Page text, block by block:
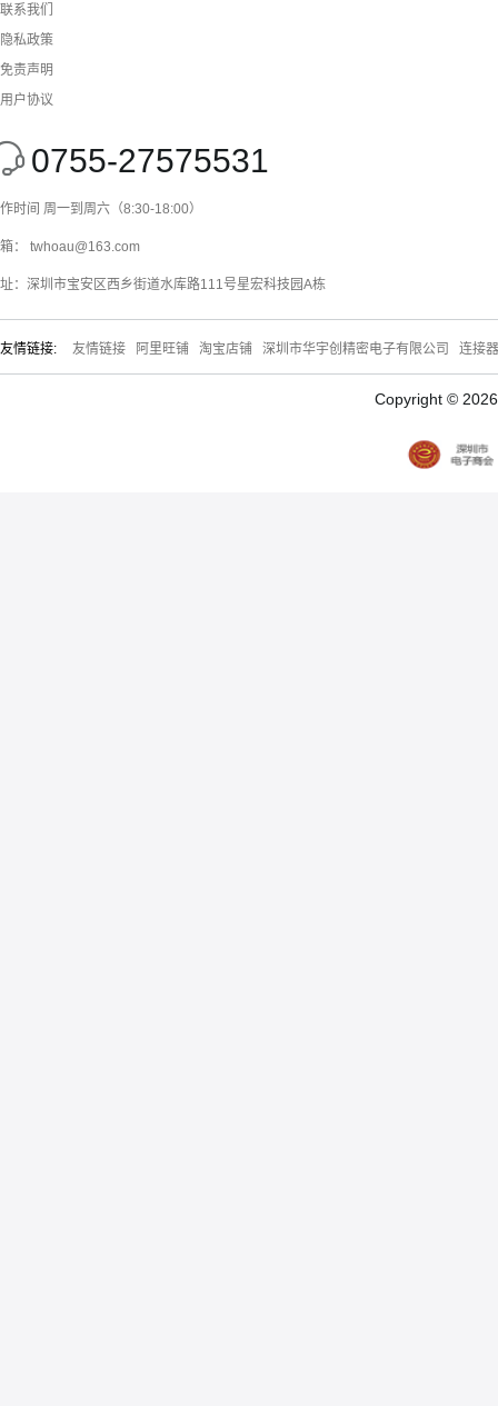
联系我们
隐私政策
免责声明
用户协议
0755-27575531
时间 周一到周六（8:30-18:00）
： twhoau@163.com
：深圳市宝安区西乡街道水库路111号星宏科技园A栋
友情链接: 友情链接 阿里旺铺 淘宝店铺 深圳市华宇创精密电子有限公司 连接
Copyright ©